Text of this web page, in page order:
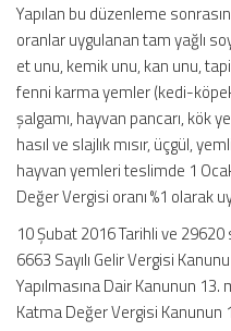
Yapılan bu düzenleme
oranlar uygulanan tam yağlı
et unu, kemik unu, kan unu,
fenni karma yemler (kedi-
şalgamı, hayvan pancarı, kök
hasıl ve slajlık mısır, üçgül,
hayvan yemleri teslimde 1
Değer Vergisi oranı %1 olarak
10 Şubat 2016 Tarihli ve 29620
6663 Sayılı Gelir Vergisi
Yapılmasına Dair Kanunun
Katma Değer Vergisi